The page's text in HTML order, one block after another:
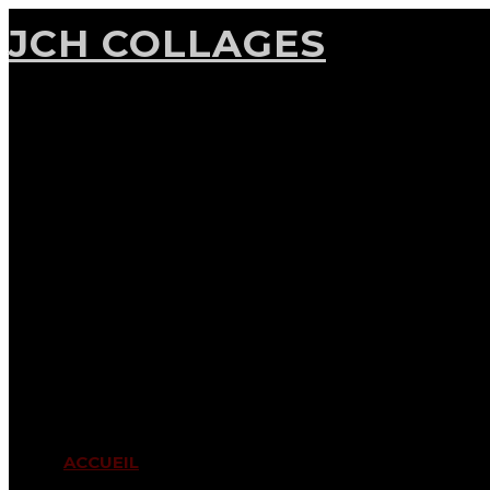
JCH COLLAGES
ACCUEIL